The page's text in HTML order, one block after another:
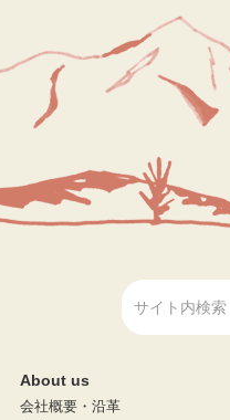
About us
会社概要・沿革